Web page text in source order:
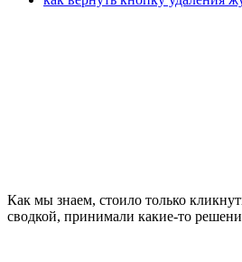
Как мы знаем, стоило только
сводкой, принимали какие-то